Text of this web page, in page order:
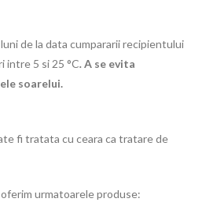
de la data cumpararii recipientului
intre 5 si 25 °C.A se evita
soarelui.
fi tratata cu ceara ca tratare de
urmatoarele produse: